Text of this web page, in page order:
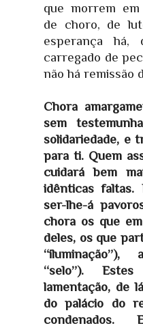
que morrem
de choro, de
esperança há,
carregado de
não há remissão
Chora
sem
solidariedade, e
para ti. Quem
cuidará bem
idênticas
ser-lhe-á
chora os que
deles, os que
“selo”).
lamentação, de
do palácio do
condenados.